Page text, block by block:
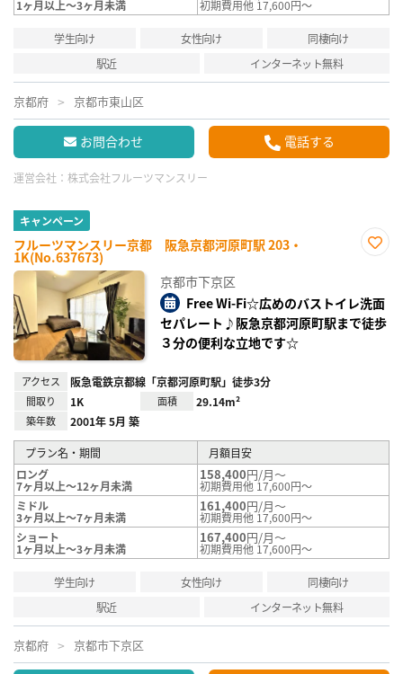
1ヶ月以上～3ヶ月未満 初期費用他 17,600円～
学生向け 女性向け
同棲向け
駅近
インターネット無料
京都府 京都市東山区
お問合わせ 電話する
運営会社： 株式会社フルーツマンスリー
キャンペーン
フルーツマンスリー京都 阪急京都河原町駅 203・
1K(No.637673)
録
京都市下京区
Free Wi-Fi☆広めのバストイレ洗面
セパレート♪阪急京都河原町駅まで徒歩
３分の便利な立地です☆
アクセス 阪急電鉄京都線「京都河原町駅」徒歩3分
間取り 1K 面積 29.14m²
築年数 2001年 5月 築
プラン名・期間
月額目安
ロング
7ヶ月以上～12ヶ月未満
158,400円/月～
初期費用他 17,600円～
ミドル
3ヶ月以上～7ヶ月未満
161,400円/月～
初期費用他 17,600円～
ショート
1ヶ月以上～3ヶ月未満
167,400円/月～
初期費用他 17,600円～
学生向け 女性向け
同棲向け
駅近
インターネット無料
京都府 京都市下京区